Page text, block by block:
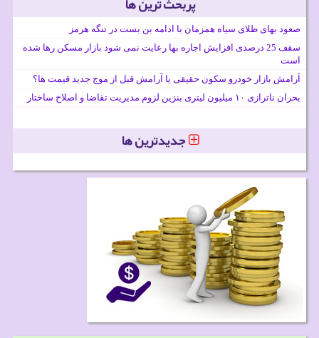
صعود بهای طلای سیاه همزمان با ادامه بن بست در تنگه هرمز
سقف 25 درصدی افزایش اجاره بها رعایت نمی شود بازار مسکن رها شده
است
آرامش بازار خودرو سکون حقیقی یا آرامش قبل از موج جدید قیمت ها؟
بحران ناترازی ۱۰ میلیون لیتری بنزین لزوم مدیریت تقاضا و اصلاح ساختار
جدیدترین ها